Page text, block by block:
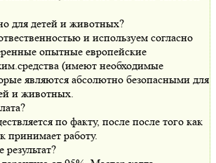
для детей и животных?
и используем согласно
опытные европейские
(имеют необходимые
являются абсолютно безопасными для
и животных.
по факту, после после того как
принимает работу.